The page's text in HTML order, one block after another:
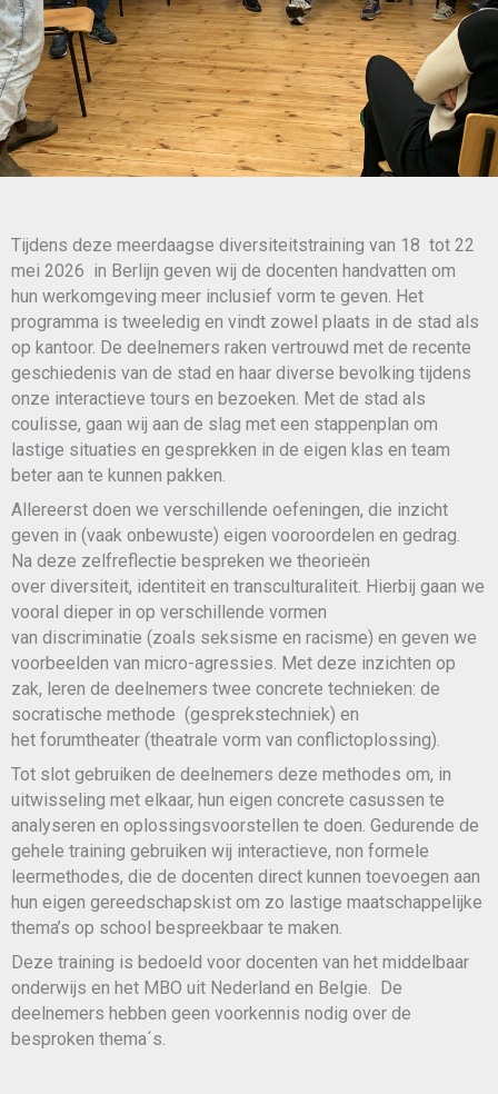
Tijdens deze meerdaagse diversiteitstraining van 18 tot 22
mei 2026 in Berlijn geven wij de docenten handvatten om
hun werkomgeving meer inclusief vorm te geven. Het
programma is tweeledig en vindt zowel plaats in de stad als
op kantoor. De deelnemers raken vertrouwd met de recente
geschiedenis van de stad en haar diverse bevolking tijdens
onze interactieve tours en bezoeken. Met de stad als
coulisse, gaan wij aan de slag met een stappenplan om
lastige situaties en gesprekken in de eigen klas en team
beter aan te kunnen pakken.
Allereerst doen we verschillende oefeningen, die inzicht
geven in (vaak onbewuste) eigen vooroordelen en gedrag.
Na deze zelfreflectie bespreken we theorieën
over diversiteit, identiteit en transculturaliteit. Hierbij gaan we
vooral dieper in op verschillende vormen
van discriminatie (zoals seksisme en racisme) en geven we
voorbeelden van micro-agressies. Met deze inzichten op
zak, leren de deelnemers twee concrete technieken: de
socratische methode (gesprekstechniek) en
het forumtheater (theatrale vorm van conflictoplossing).
Tot slot gebruiken de deelnemers deze methodes om, in
uitwisseling met elkaar, hun eigen concrete casussen te
analyseren en oplossingsvoorstellen te doen. Gedurende de
gehele training gebruiken wij interactieve, non formele
leermethodes, die de docenten direct kunnen toevoegen aan
hun eigen gereedschapskist om zo lastige maatschappelijke
thema’s op school bespreekbaar te maken.
Deze training is bedoeld voor docenten van het middelbaar
onderwijs en het MBO uit Nederland en Belgie. De
deelnemers hebben geen voorkennis nodig over de
besproken thema´s.